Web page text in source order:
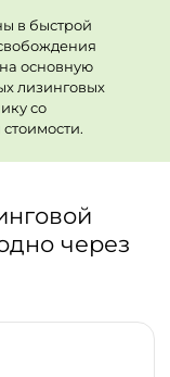
в быстрой
основную
лизинговых
со
через